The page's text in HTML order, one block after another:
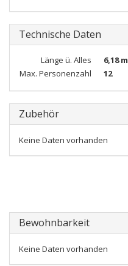
Technische Daten
Länge ü. Alles 6,18 m
Max. Personenzahl
12
Zubehör
Keine Daten vorhanden
Bewohnbarkeit
Keine Daten vorhanden